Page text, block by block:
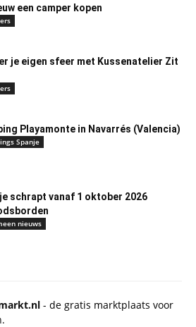
een camper kopen
je eigen sfeer met Kussenatelier Zit
Playamonte in Navarrés (Valencia)
Spanje
schrapt vanaf 1 oktober 2026
nieuws
- de gratis marktplaats voor